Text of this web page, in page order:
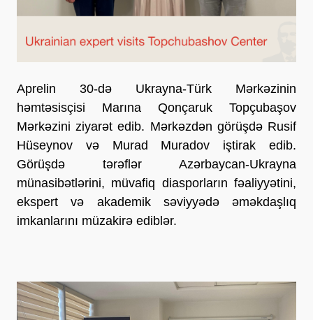
Aprelin 30-də Ukrayna-Türk Mərkəzinin
həmtəsisçisi Marına Qonçaruk Topçubaşov
Mərkəzini ziyarət edib. Mərkəzdən görüşdə Rusif
Hüseynov və Murad Muradov iştirak edib.
Görüşdə tərəflər Azərbaycan-Ukrayna
münasibətlərini, müvafiq diasporların fəaliyyətini,
ekspert və akademik səviyyədə əməkdaşlıq
imkanlarını müzakirə ediblər.